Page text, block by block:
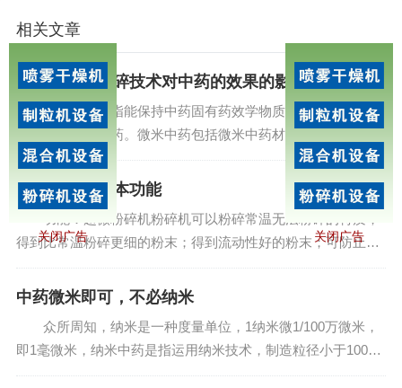
相关文章
细胞级超微粉碎技术对中药的效果的影响
微米中药是指能保持中药固有药效学物质基础的、粒度为
微米级的新型中药。微米中药包括微米中药材、中药微米提取
物和微米中药制剂。将微米技术引入中药制造领域，可改变传
统中药“粗、黑、大”的面貌，使之成为质量温度可...
微粉碎机的基本功能
功能：超微粉碎机粉碎机可以粉碎常温无法粉碎的特质；
得到比常温粉碎更细的粉末；得到流动性好的粉末；可防止物
质由于粉碎发热而变质，保持粉碎物的色、香、味以及营养成
分不变；可防止粉碎过程中的粉尘爆炸，降低噪音；粉碎机的
中药微米即可，不必纳米
众所周知，纳米是一种度量单位，1纳米微1/100万微米，
即1毫微米，纳米中药是指运用纳米技术，制造粒径小于100纳
米的中药有效成分、有效部位、原药及其复方制剂。前期研究
关闭广告 关闭广告